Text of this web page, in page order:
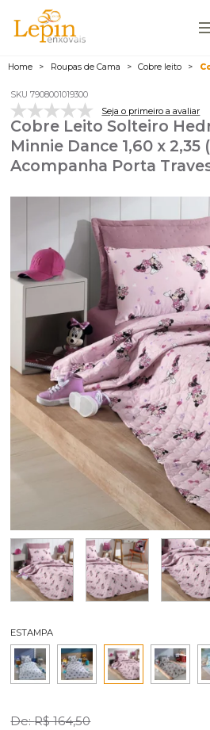
Home Roupas de Cama Cobre leito
SKU 7908001019300
Seja o primeiro a avaliar
Cobre Leito Solteiro
Minnie Dance 1,60 x 2,35
Acompanha Porta
ESTAMPA
R$ 164,50